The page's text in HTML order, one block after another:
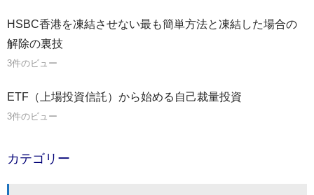
HSBC香港を凍結させない最も簡単方法と凍結した場合の
解除の裏技
3件のビュー
ETF（上場投資信託）から始める自己裁量投資
3件のビュー
カテゴリー